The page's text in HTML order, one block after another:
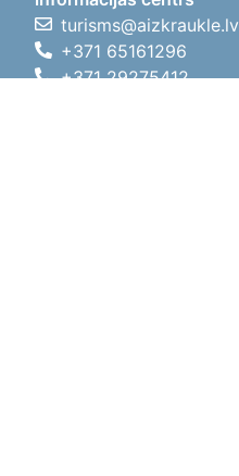
turisms@aizkraukle.lv
+371 65161296
+371 29275412